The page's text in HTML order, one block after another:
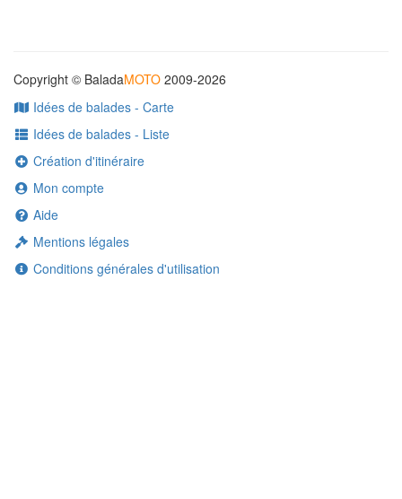
Copyright © BaladaMOTO 2009-2026
Idées de balades - Carte
Idées de balades - Liste
Création d'itinéraire
Mon compte
Aide
Mentions légales
Conditions générales d'utilisation